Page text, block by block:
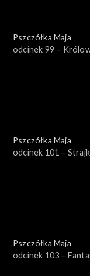
Pszczółka Maja
odcinek 99 –
Pszczółka Maja
odcinek 101 –
Pszczółka Maja
odcinek 103 –